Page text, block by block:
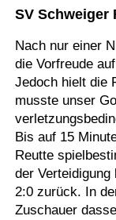
SV Schweiger
Nach nur einer
die Vorfreude
Jedoch hielt die
musste unser
Bis auf 15
Reutte
der
2:0 zurück. In
Zuschauer